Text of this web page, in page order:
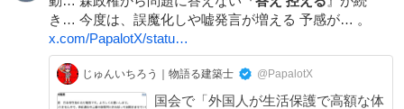
き… 今度は、誤魔化しや嘘発言が増える 予感が… 。
x.com/PapalotX/statu…
じゅんいちろう｜物語る建築士 @PapalotX
国会で「外国人が生活保護で高額な体